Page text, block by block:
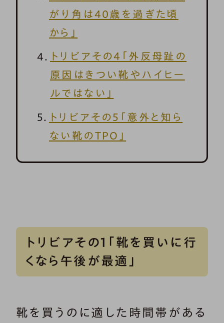
がり角は40歳を過ぎた頃
から」
トリビアその4「外反母趾の
原因はきつい靴やハイヒー
ルではない」
トリビアその5「意外と知ら
ない靴のTPO」
トリビアその1「靴を買いに行
くなら午後が最適」
靴を買うのに適した時間帯がある